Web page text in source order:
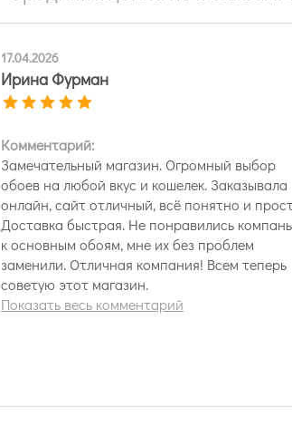
17.04.2026
Ирина Фурман
Комментарий:
Замечательный магазин. Огромный выбор
обоев на любой вкус и кошелек. Заказывала
онлайн, сайт отличный, всё понятно и
Доставка быстрая. Не понравились
к основным обоям, мне их без проблем
заменили. Отличная компания! Всем теперь
советую этот магазин.
Показать весь комментарий